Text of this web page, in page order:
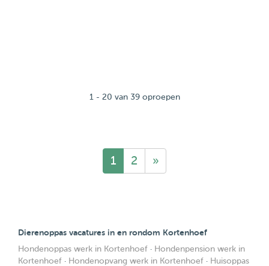
1 - 20 van 39 oproepen
1 2 »
Dierenoppas vacatures in en rondom Kortenhoef
Hondenoppas werk in Kortenhoef · Hondenpension werk in
Kortenhoef · Hondenopvang werk in Kortenhoef · Huisoppas